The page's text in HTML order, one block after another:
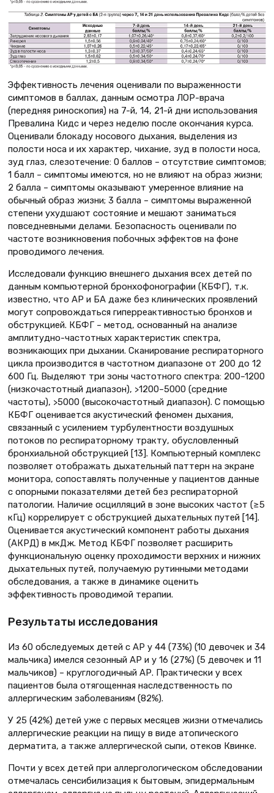
Эффективность лечения оценивали по выраженности
симптомов в баллах, данным осмотра ЛОР-врача
(передняя риноскопия) на 7-й, 14, 21-й дни использования
Превалина Кидс и через неделю после окончания курса.
Оценивали блокаду носового дыхания, выделения из
полости носа и их характер, чихание, зуд в полости носа,
зуд глаз, слезотечение: 0 баллов – отсутствие симптомов;
1 балл – симптомы имеются, но не влияют на образ жизни;
2 балла – симптомы оказывают умеренное влияние на
обычный образ жизни; 3 балла – симптомы выраженной
степени ухудшают состояние и мешают заниматься
повседневными делами. Безопасность оценивали по
частоте возникновения побочных эффектов на фоне
проводимого лечения.
Исследовали функцию внешнего дыхания всех детей по
данным компьютерной бронхофонографии (КБФГ), т.к.
известно, что АР и БА даже без клинических проявлений
могут сопровождаться гиперреактивностью бронхов и
обструкцией. КБФГ – метод, основанный на анализе
амплитудно-частотных характеристик спектра,
возникающих при дыхании. Сканирование респираторного
цикла производится в частотном диапазоне от 200 до 12
600 Гц. Выделяют три зоны частотного спектра: 200–1200
(низкочастотный диапазон), >1200–5000 (средние
частоты), >5000 (высокочастотный диапазон). С помощью
КБФГ оценивается акустический феномен дыхания,
связанный с усилением турбулентности воздушных
потоков по респираторному тракту, обусловленный
бронхиальной обструкцией [13]. Компьютерный комплекс
позволяет отображать дыхательный паттерн на экране
монитора, сопоставлять полученные у пациентов данные
с опорными показателями детей без респираторной
патологии. Наличие осцилляций в зоне высоких частот (≥5
кГц) коррелирует с обструкцией дыхательных путей [14].
Оценивается акустический компонент работы дыхания
(АКРД) в мкДж. Метод КБФГ позволяет расширить
функциональную оценку проходимости верхних и нижних
дыхательных путей, получаемую рутинными методами
обследования, а также в динамике оценить
эффективность проводимой терапии.
Результаты исследования
Из 60 обследуемых детей с АР у 44 (73%) (10 девочек и 34
мальчика) имелся сезонный АР и у 16 (27%) (5 девочек и 11
мальчиков) – круглогодичный АР. Практически у всех
пациентов была отягощенная наследственность по
аллергическим заболеваниям (82%).
У 25 (42%) детей уже с первых месяцев жизни отмечались
аллергические реакции на пищу в виде атопического
дерматита, а также аллергической сыпи, отеков Квинке.
Почти у всех детей при аллергологическом обследовании
отмечалась сенсибилизация к бытовым, эпидермальным